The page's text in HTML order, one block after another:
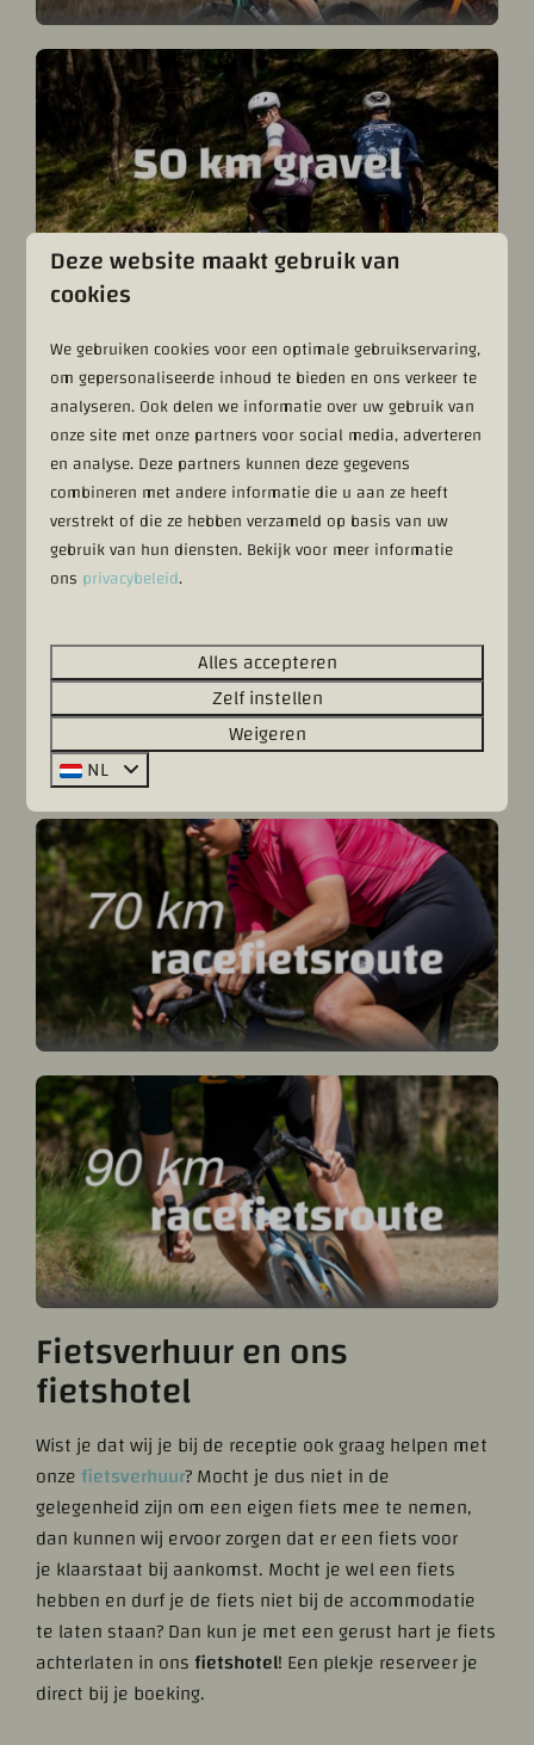
Fietsverhuur en ons
fietshotel
Wist je dat wij je bij de receptie ook graag helpen met
onze fietsverhuur? Mocht je dus niet in de
gelegenheid zijn om een eigen fiets mee te nemen,
dan kunnen wij ervoor zorgen dat er een fiets voor
je klaarstaat bij aankomst. Mocht je wel een fiets
hebben en durf je de fiets niet bij de accommodatie
te laten staan? Dan kun je met een gerust hart je fiets
achterlaten in onsfietshotel! Een plekje reserveer je
direct bij je boeking.
Deze website maakt gebruik van
cookies
We gebruiken cookies voor een optimale gebruikservaring,
om gepersonaliseerde inhoud te bieden en ons verkeer te
analyseren. Ook delen we informatie over uw gebruik van
onze site met onze partners voor social media, adverteren
en analyse. Deze partners kunnen deze gegevens
combineren met andere informatie die u aan ze heeft
verstrekt of die ze hebben verzameld op basis van uw
gebruik van hun diensten. Bekijk voor meer informatie
ons privacybeleid.
Alles accepteren
Zelf instellen
Weigeren
NL